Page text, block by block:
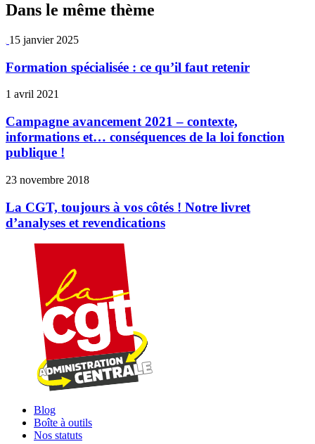
Dans le même thème
15 janvier 2025
Formation spécialisée : ce qu’il faut retenir
1 avril 2021
Campagne avancement 2021 – contexte,
informations et… conséquences de la loi fonction
publique !
23 novembre 2018
La CGT, toujours à vos côtés ! Notre livret
d’analyses et revendications
Blog
Boîte à outils
Nos statuts